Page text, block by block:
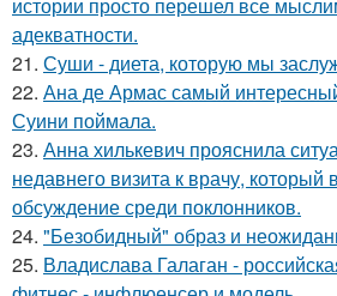
адекватности.
21. Суши - диета, которую мы
22. Ана де Армас самый
Суини поймала.
23. Анна хилькевич прояснила
недавнего визита к врачу, который
обсуждение среди поклонников.
24. "Безобидный" образ и
25. Владислава Галаган -